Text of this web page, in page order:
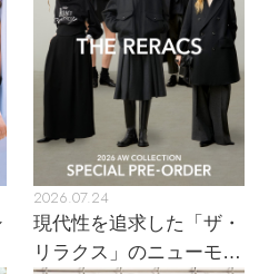
シルエット
ーでクールに
ケープ
・タブレットケース
2026.07.24
現代性を追求した「ザ・
リラクス」のニューモダ